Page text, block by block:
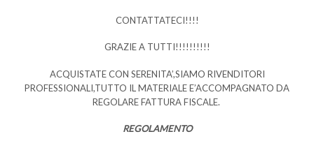
CONTATTATECI!!!!
GRAZIE A TUTTI!!!!!!!!!!
ACQUISTATE CON SERENITA’,SIAMO RIVENDITORI
PROFESSIONALI,TUTTO IL MATERIALE E’ACCOMPAGNATO DA
REGOLARE FATTURA FISCALE.
REGOLAMENTO